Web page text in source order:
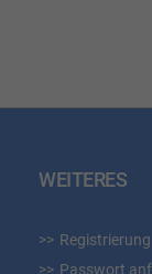
WEITERES
Registrierung
Passwort